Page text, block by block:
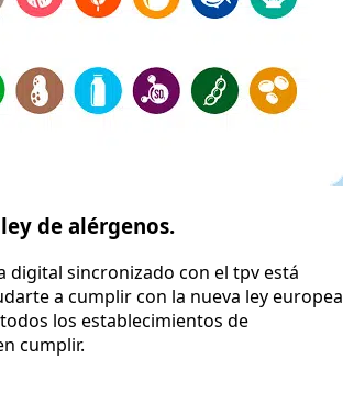
de alérgenos.
digital sincronizado con el tpv está
a cumplir con la nueva ley europea
los establecimientos de
cumplir.